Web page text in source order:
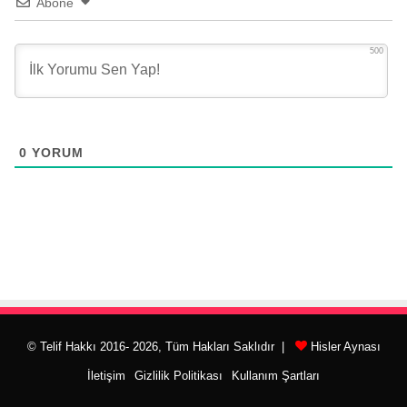
500
0 YORUM
© Telif Hakkı 2016- 2026, Tüm Hakları Saklıdır | Hisler Aynası
İletişim Gizlilik Politikası Kullanım Şartları